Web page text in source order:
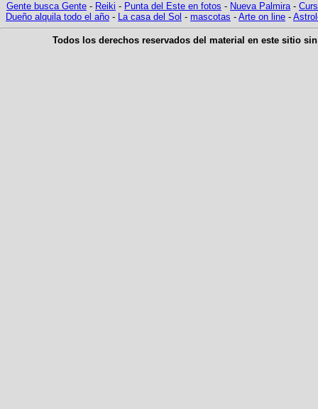
Gente busca Gente - Reiki - Punta del Este en fotos - Nueva Palmira-
Dueño alquila todo el año - La casa del Sol - mascotas - Arte on line -
Todos los derechos reservados del material en este sitio